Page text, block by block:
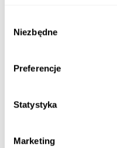
zgody
Niezbędne
Preferencje
Statystyka
Marketing